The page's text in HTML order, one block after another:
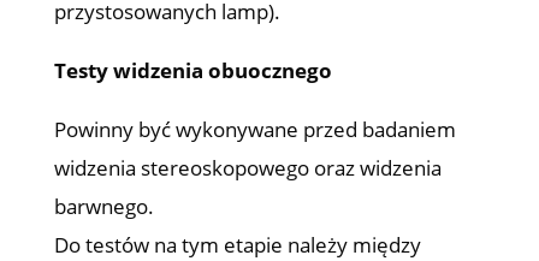
przystosowanych lamp).
Testy widzenia obuocznego
Powinny być wykonywane przed badaniem
widzenia stereoskopowego oraz widzenia
barwnego.
Do testów na tym etapie należy między